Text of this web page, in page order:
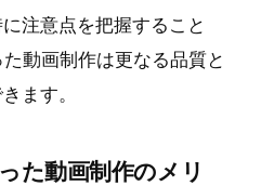
注意点を把握すること
動画制作は更なる品質と
ます。
た動画制作のメリ